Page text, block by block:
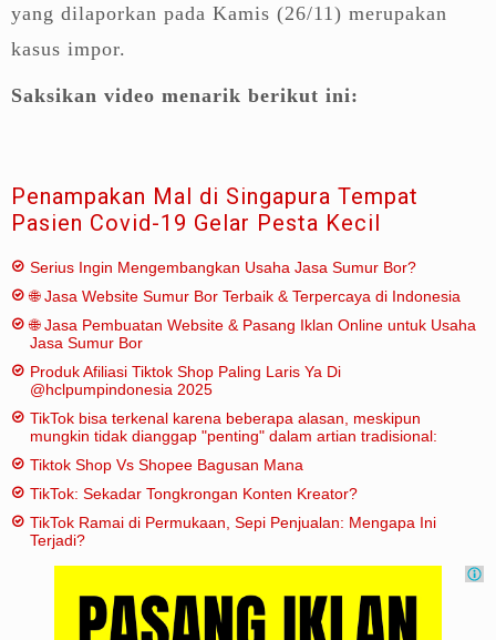
yang dilaporkan pada Kamis (26/11) merupakan
kasus impor.
Saksikan video menarik berikut ini:
Penampakan Mal di Singapura Tempat
Pasien Covid-19 Gelar Pesta Kecil
Serius Ingin Mengembangkan Usaha Jasa Sumur Bor?
🌐 Jasa Website Sumur Bor Terbaik & Terpercaya di Indonesia
🌐 Jasa Pembuatan Website & Pasang Iklan Online untuk Usaha
Jasa Sumur Bor
Produk Afiliasi Tiktok Shop Paling Laris Ya Di
@hclpumpindonesia 2025
TikTok bisa terkenal karena beberapa alasan, meskipun
mungkin tidak dianggap "penting" dalam artian tradisional:
Tiktok Shop Vs Shopee Bagusan Mana
TikTok: Sekadar Tongkrongan Konten Kreator?
TikTok Ramai di Permukaan, Sepi Penjualan: Mengapa Ini
Terjadi?